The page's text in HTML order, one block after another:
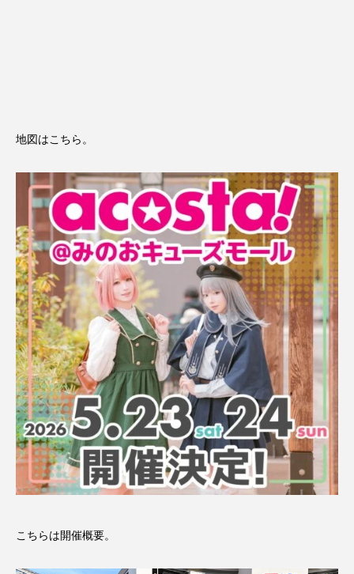
地図はこちら。
こちらは開催概要。